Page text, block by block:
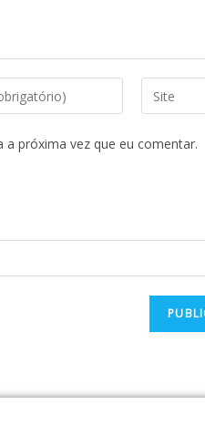
a próxima vez que eu comentar.